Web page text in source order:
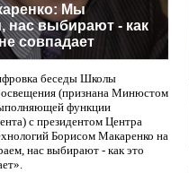
Мы
нас выбирают - как
совпадает
беседы Школы
(признана Минюстом
функции
с президентом Центра
Борисом Макаренко на
нас выбирают - как это